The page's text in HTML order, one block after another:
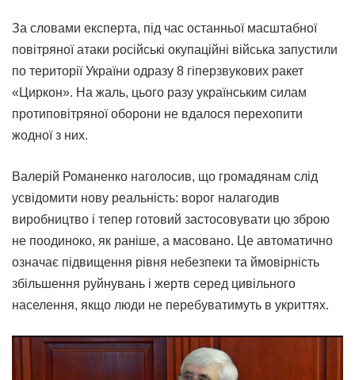
За словами експерта, під час останньої масштабної
повітряної атаки російські окупаційні війська запустили
по території України одразу 8 гіперзвукових ракет
«Циркон». На жаль, цього разу українським силам
протиповітряної оборони не вдалося перехопити
жодної з них.
Валерій Романенко наголосив, що громадянам слід
усвідомити нову реальність: ворог налагодив
виробництво і тепер готовий застосовувати цю зброю
не поодиноко, як раніше, а масовано. Це автоматично
означає підвищення рівня небезпеки та ймовірність
збільшення руйнувань і жертв серед цивільного
населення, якщо люди не перебуватимуть в укриттях.